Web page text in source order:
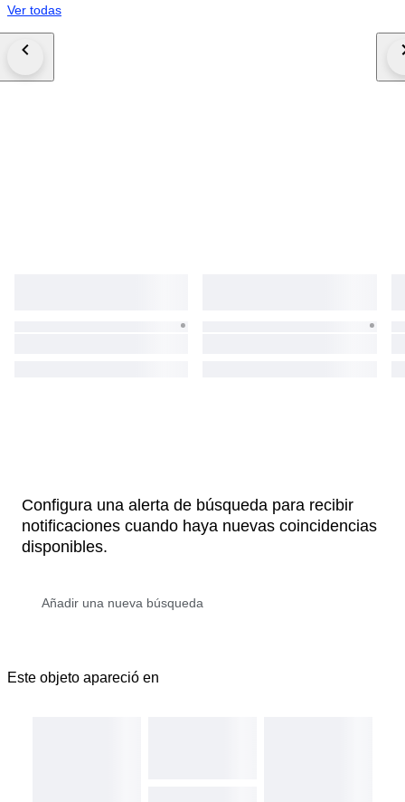
Ver todas
Configura una alerta de búsqueda para recibir
notificaciones cuando haya nuevas coincidencias
disponibles.
Este objeto apareció en